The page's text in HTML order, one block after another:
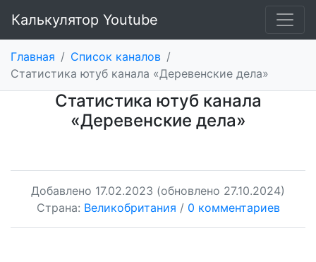
Калькулятор Youtube
Главная / Список каналов /
Статистика ютуб канала «Деревенские дела»
Статистика ютуб канала
«Деревенские дела»
Добавлено 17.02.2023 (обновлено 27.10.2024)
Страна: Великобритания / 0 комментариев